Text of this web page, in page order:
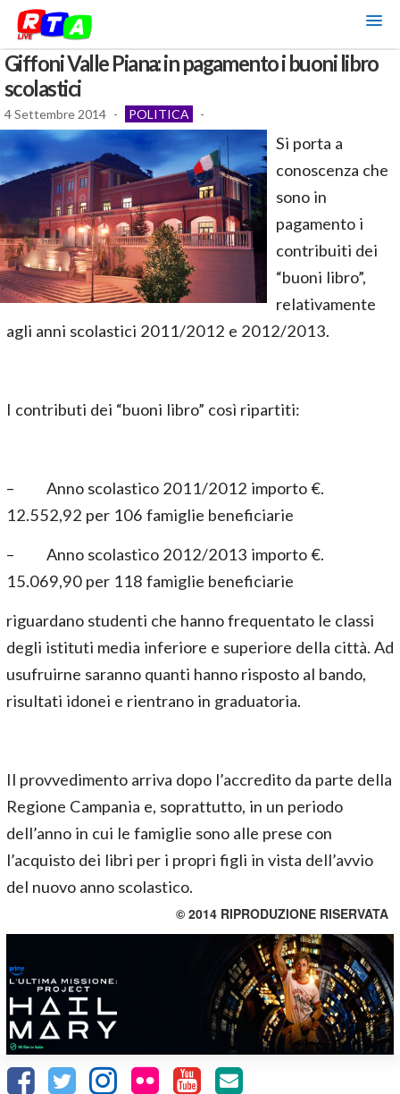
Giffoni Valle Piana: in pagamento i buoni libro
scolastici
4 Settembre 2014 - POLITICA -
Si porta a
conoscenza che
sono in
pagamento i
contribuiti dei
“buoni libro”,
relativamente
agli anni scolastici 2011/2012 e 2012/2013.
I contributi dei “buoni libro” così ripartiti:
– Anno scolastico 2011/2012 importo €.
12.552,92 per 106 famiglie beneficiarie
– Anno scolastico 2012/2013 importo €.
15.069,90 per 118 famiglie beneficiarie
riguardano studenti che hanno frequentato le classi
degli istituti media inferiore e superiore della città. Ad
usufruirne saranno quanti hanno risposto al bando,
risultati idonei e rientrano in graduatoria.
Il provvedimento arriva dopo l’accredito da parte della
Regione Campania e, soprattutto, in un periodo
dell’anno in cui le famiglie sono alle prese con
l’acquisto dei libri per i propri figli in vista dell’avvio
del nuovo anno scolastico.
© 2014 RIPRODUZIONE RISERVATA